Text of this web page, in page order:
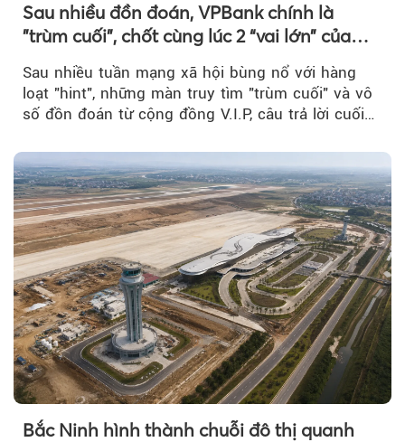
Sau nhiều đồn đoán, VPBank chính là
"trùm cuối", chốt cùng lúc 2 “vai lớn” của
BIGBANG World Tour tại Việt Nam
Sau nhiều tuần mạng xã hội bùng nổ với hàng
loạt "hint", những màn truy tìm "trùm cuối" và vô
số đồn đoán từ cộng đồng V.I.P, câu trả lời cuối
Bắc Ninh hình thành chuỗi đô thị quanh